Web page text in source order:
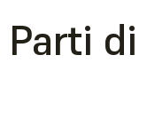
Parti